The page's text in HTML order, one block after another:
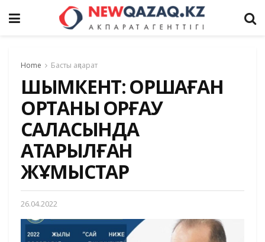
Home Басты ақпарат
ШЫМКЕНТ: ҚОРШАҒАН
ОРТАНЫ ҚОРҒАУ
САЛАСЫНДА
АТҚАРЫЛҒАН
ЖҰМЫСТАР
26.04.2022